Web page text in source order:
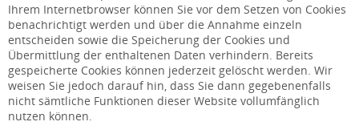
Ihrem Internetbrowser können Sie vor dem Setzen von Cookies
benachrichtigt werden und über die Annahme einzeln
entscheiden sowie die Speicherung der Cookies und
Übermittlung der enthaltenen Daten verhindern. Bereits
gespeicherte Cookies können jederzeit gelöscht werden. Wir
weisen Sie jedoch darauf hin, dass Sie dann gegebenenfalls
nicht sämtliche Funktionen dieser Website vollumfänglich
nutzen können.